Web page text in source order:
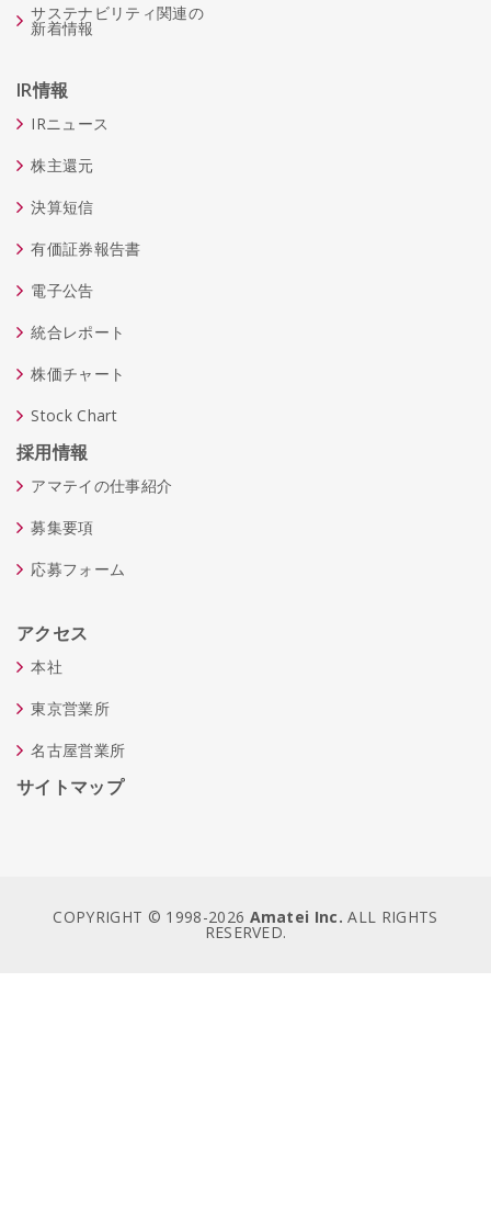
サステナビリティ関連の
新着情報
IR情報
IRニュース
株主還元
決算短信
有価証券報告書
電子公告
統合レポート
株価チャート
Stock Chart
採用情報
アマテイの仕事紹介
募集要項
応募フォーム
アクセス
本社
東京営業所
名古屋営業所
サイトマップ
COPYRIGHT © 1998-2026 Amatei Inc. ALL RIGHTS
RESERVED.